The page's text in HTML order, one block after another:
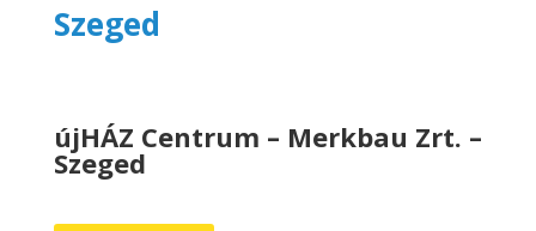
Szeged
újHÁZ Centrum – Merkbau Zrt. –
Szeged